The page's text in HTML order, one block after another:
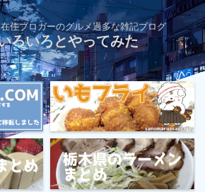
住ブロガーのグルメ過多な雑記ブログ
ろいろとやってみた